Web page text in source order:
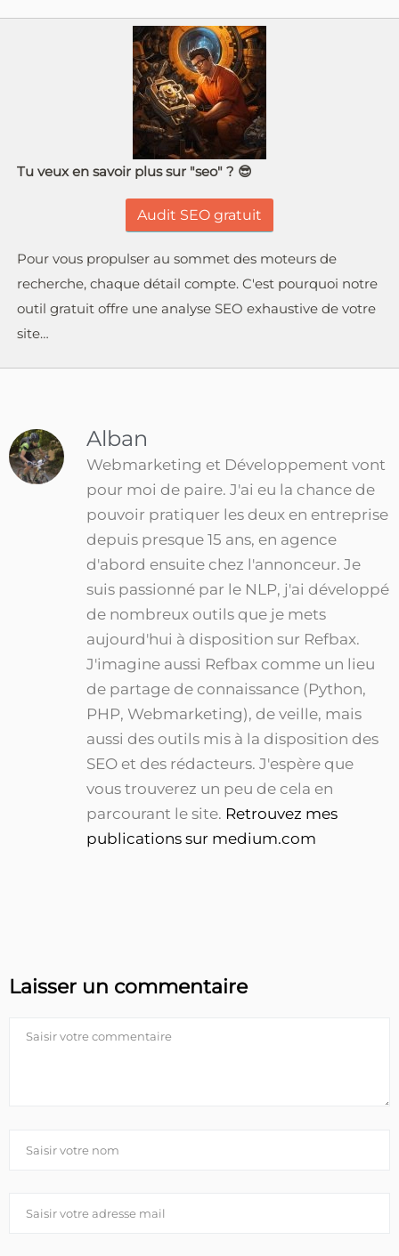
Tu veux en savoir plus sur "seo" ? 😎
Audit SEO gratuit
Pour vous propulser au sommet des moteurs de
recherche, chaque détail compte. C'est pourquoi notre
outil gratuit offre une analyse SEO exhaustive de votre
site…
Alban
Webmarketing et Développement vont
pour moi de paire. J'ai eu la chance de
pouvoir pratiquer les deux en entreprise
depuis presque 15 ans, en agence
d'abord ensuite chez l'annonceur. Je
suis passionné par le NLP, j'ai développé
de nombreux outils que je mets
aujourd'hui à disposition sur Refbax.
J'imagine aussi Refbax comme un lieu
de partage de connaissance (Python,
PHP, Webmarketing), de veille, mais
aussi des outils mis à la disposition des
SEO et des rédacteurs. J'espère que
vous trouverez un peu de cela en
parcourant le site. Retrouvez mes
publications sur medium.com
Laisser un commentaire